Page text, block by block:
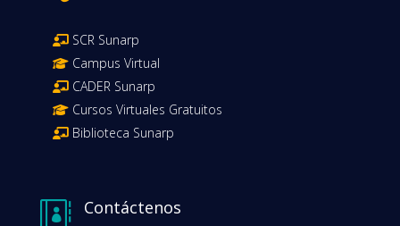
SCR Sunarp
Campus Virtual
CADER Sunarp
Cursos Virtuales Gratuitos
Biblioteca Sunarp
 Contáctenos